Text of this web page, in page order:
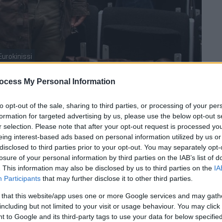
My Personal Information
opt-out of the sale, sharing to third parties, or processing of your
for targeted advertising by us, please use the below opt-out
selection. Please note that after your opt-out request is processed
interest-based ads based on personal information utilized by us
to third parties prior to your opt-out. You may separately
of your personal information by third parties on the IAB’s list of
This information may also be disclosed by us to third parties on the
Participants that may further disclose it to other third parties.
that this website/app uses one or more Google services and may
but not limited to your visit or usage behaviour. You may
to Google and its third-party tags to use your data for below
του καταδικασμένου σε ισόβια και
προκάλεσε σάλο και έδωσε
μεταξύκυβέρνησηςκαι αξιωματικής
ενημέρωσης ασκήθηκε δριμεία
των Συντακτών»που επέλεξαν να
. Η «αγανάκτησή» τους θα ήταν πιο
για το ποιος θα
της τρομοκρατικής